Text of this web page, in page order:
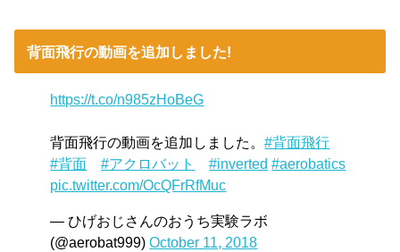
背面飛行の動画を追加しました!
https://t.co/n985zHoBeG
背面飛行の動画を追加しました。#背面飛行
#背面
#アクロバット #inverted #aerobatics
pic.twitter.com/OcQFrRfMuc
— ひげおじさんのおうち実験ラボ
(@aerobat999)October 11, 2018